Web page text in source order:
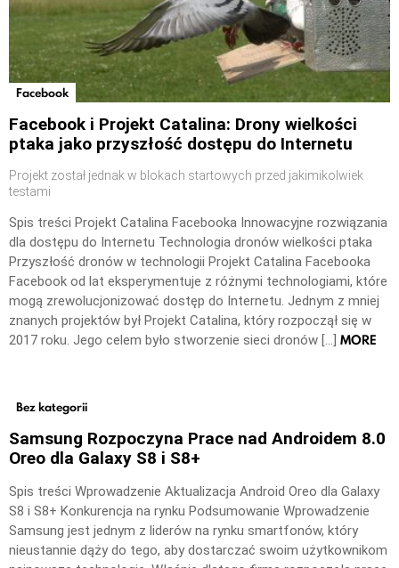
Facebook
Facebook i Projekt Catalina: Drony wielkości
ptaka jako przyszłość dostępu do Internetu
Projekt został jednak w blokach startowych przed jakimikolwiek
testami
Spis treści Projekt Catalina Facebooka Innowacyjne rozwiązania
dla dostępu do Internetu Technologia dronów wielkości ptaka
Przyszłość dronów w technologii Projekt Catalina Facebooka
Facebook od lat eksperymentuje z różnymi technologiami, które
mogą zrewolucjonizować dostęp do Internetu. Jednym z mniej
znanych projektów był Projekt Catalina, który rozpoczął się w
2017 roku. Jego celem było stworzenie sieci dronów […] MORE
Bez kategorii
Samsung Rozpoczyna Prace nad Androidem 8.0
Oreo dla Galaxy S8 i S8+
Spis treści Wprowadzenie Aktualizacja Android Oreo dla Galaxy
S8 i S8+ Konkurencja na rynku Podsumowanie Wprowadzenie
Samsung jest jednym z liderów na rynku smartfonów, który
nieustannie dąży do tego, aby dostarczać swoim użytkownikom